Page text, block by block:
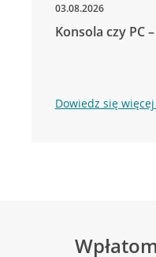
03.08.2026
Konsola czy PC
Dowiedz się